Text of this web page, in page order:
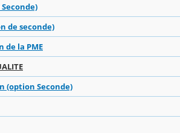
de seconde)
de la PME
(option Seconde)